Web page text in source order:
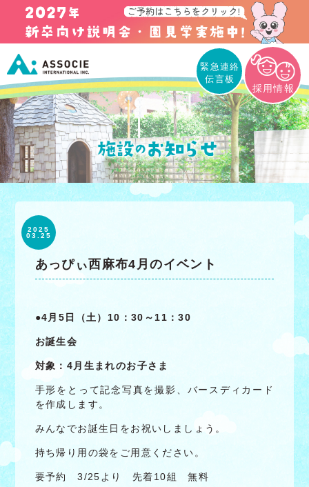
採用情報
緊急連絡
伝言板
2025
03.25
あっぴぃ西麻布4月のイベント
●4月5日（土）10：30～11：30
お誕生会
対象：4月生まれのお子さま
手形をとって記念写真を撮影、バースディカード
を作成します。
みんなでお誕生日をお祝いしましょう。
持ち帰り用の袋をご用意ください。
要予約 3/25より 先着10組 無料